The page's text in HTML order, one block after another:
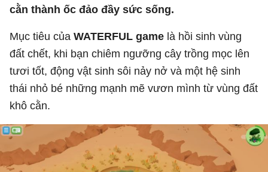
cằn thành ốc đảo đầy sức sống.
Mục tiêu của WATERFUL game là hồi sinh vùng
đất chết, khi bạn chiêm ngưỡng cây trồng mọc lên
tươi tốt, động vật sinh sôi nảy nở và một hệ sinh
thái nhỏ bé những mạnh mẽ vươn mình từ vùng đất
khô cằn.